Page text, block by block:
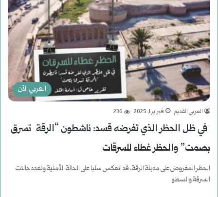
العربي الآن
العربي القديم فبراير 1, 2025 236
في ظل الحظر الذي تفرضه قسد: ناشطون “الرقة تسرق
بصمت” والحظر غطاء للسرقات
الحظر المفروض على مدينة الرقة، قد انعكس سلبا على الحالة الأمنية وتعدد حالات
السرقة والسطو